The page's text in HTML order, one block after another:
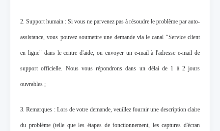
2. Support humain : Si vous ne parvenez pas à résoudre le problème par auto-
assistance, vous pouvez soumettre une demande via le canal "Service client
en ligne" dans le centre d'aide, ou envoyer un e-mail à l'adresse e-mail de
support officielle. Nous vous répondrons dans un délai de 1 à 2 jours
ouvrables ;
3. Remarques : Lors de votre demande, veuillez fournir une description claire
du problème (telle que les étapes de fonctionnement, les captures d'écran